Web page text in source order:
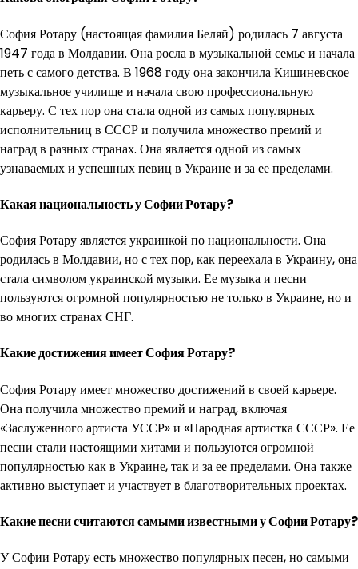
София Ротару (настоящая фамилия Беляй) родилась 7 августа
1947 года в Молдавии. Она росла в музыкальной семье и начала
петь с самого детства. В 1968 году она закончила Кишиневское
музыкальное училище и начала свою профессиональную
карьеру. С тех пор она стала одной из самых популярных
исполнительниц в СССР и получила множество премий и
наград в разных странах. Она является одной из самых
узнаваемых и успешных певиц в Украине и за ее пределами.
Какая национальность у Софии Ротару?
София Ротару является украинкой по национальности. Она
родилась в Молдавии, но с тех пор, как переехала в Украину, она
стала символом украинской музыки. Ее музыка и песни
пользуются огромной популярностью не только в Украине, но и
во многих странах СНГ.
Какие достижения имеет София Ротару?
София Ротару имеет множество достижений в своей карьере.
Она получила множество премий и наград, включая
«Заслуженного артиста УССР» и «Народная артистка СССР». Ее
песни стали настоящими хитами и пользуются огромной
популярностью как в Украине, так и за ее пределами. Она также
активно выступает и участвует в благотворительных проектах.
Какие песни считаются самыми известными у Софии Ротару?
У Софии Ротару есть множество популярных песен, но самыми